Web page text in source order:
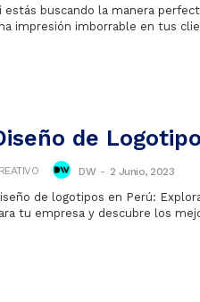
estás buscando la manera
impresión imborrable en tus
de
DW - 2 Junio, 2023
de logotipos en Perú:
tu empresa y descubre los